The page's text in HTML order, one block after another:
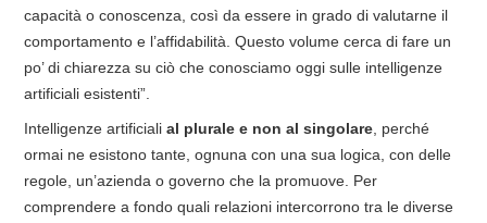
capacità o conoscenza, così da essere in grado di valutarne il
comportamento e l’affidabilità. Questo volume cerca di fare un
po’ di chiarezza su ciò che conosciamo oggi sulle intelligenze
artificiali esistenti”.
Intelligenze artificiali al plurale e non al singolare , perché
ormai ne esistono tante, ognuna con una sua logica, con delle
regole, un’azienda o governo che la promuove. Per
comprendere a fondo quali relazioni intercorrono tra le diverse